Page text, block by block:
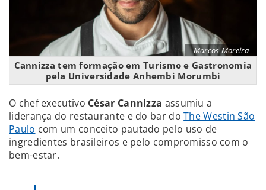
Marcos Moreira
Cannizza tem formação em Turismo e Gastronomia
pela Universidade Anhembi Morumbi
O chef executivo César Cannizza assumiu a
liderança do restaurante e do bar doThe Westin São
Paulo com um conceito pautado pelo uso de
ingredientes brasileiros e pelo compromisso com o
bem-estar.